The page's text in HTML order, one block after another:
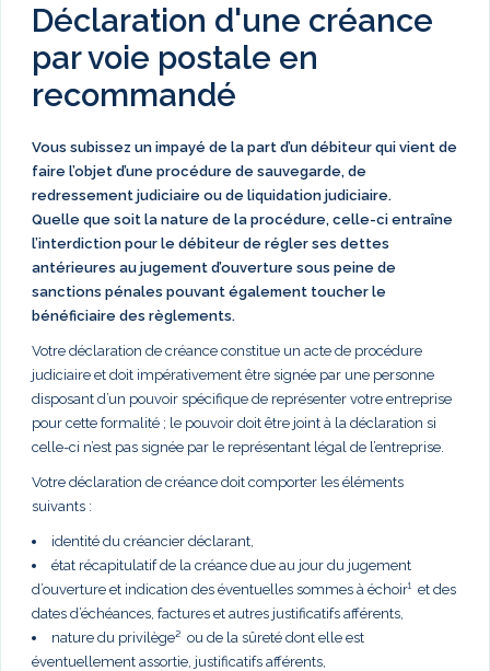
Déclaration d'une créance
par voie postale en
recommandé
Vous subissez un impayé de la part d’un débiteur qui vient de
faire l’objet d’une procédure de sauvegarde, de
redressement judiciaire ou de liquidation judiciaire.
Quelle que soit la nature de la procédure, celle-ci entraîne
l’interdiction pour le débiteur de régler ses dettes
antérieures au jugement d’ouverture sous peine de
sanctions pénales pouvant également toucher le
bénéficiaire des règlements.
Votre déclaration de créance constitue un acte de procédure
judiciaire et doit impérativement être signée par une personne
disposant d’un pouvoir spécifique de représenter votre entreprise
pour cette formalité ; le pouvoir doit être joint à la déclaration si
celle-ci n’est pas signée par le représentant légal de l’entreprise.
Votre déclaration de créance doit comporter les éléments
suivants :
identité du créancier déclarant,
état récapitulatif de la créance due au jour du jugement
d’ouverture et indication des éventuelles sommes à échoir¹ et des
dates d’échéances, factures et autres justificatifs afférents,
nature du privilège² ou de la sûreté dont elle est
éventuellement assortie, justificatifs afférents,